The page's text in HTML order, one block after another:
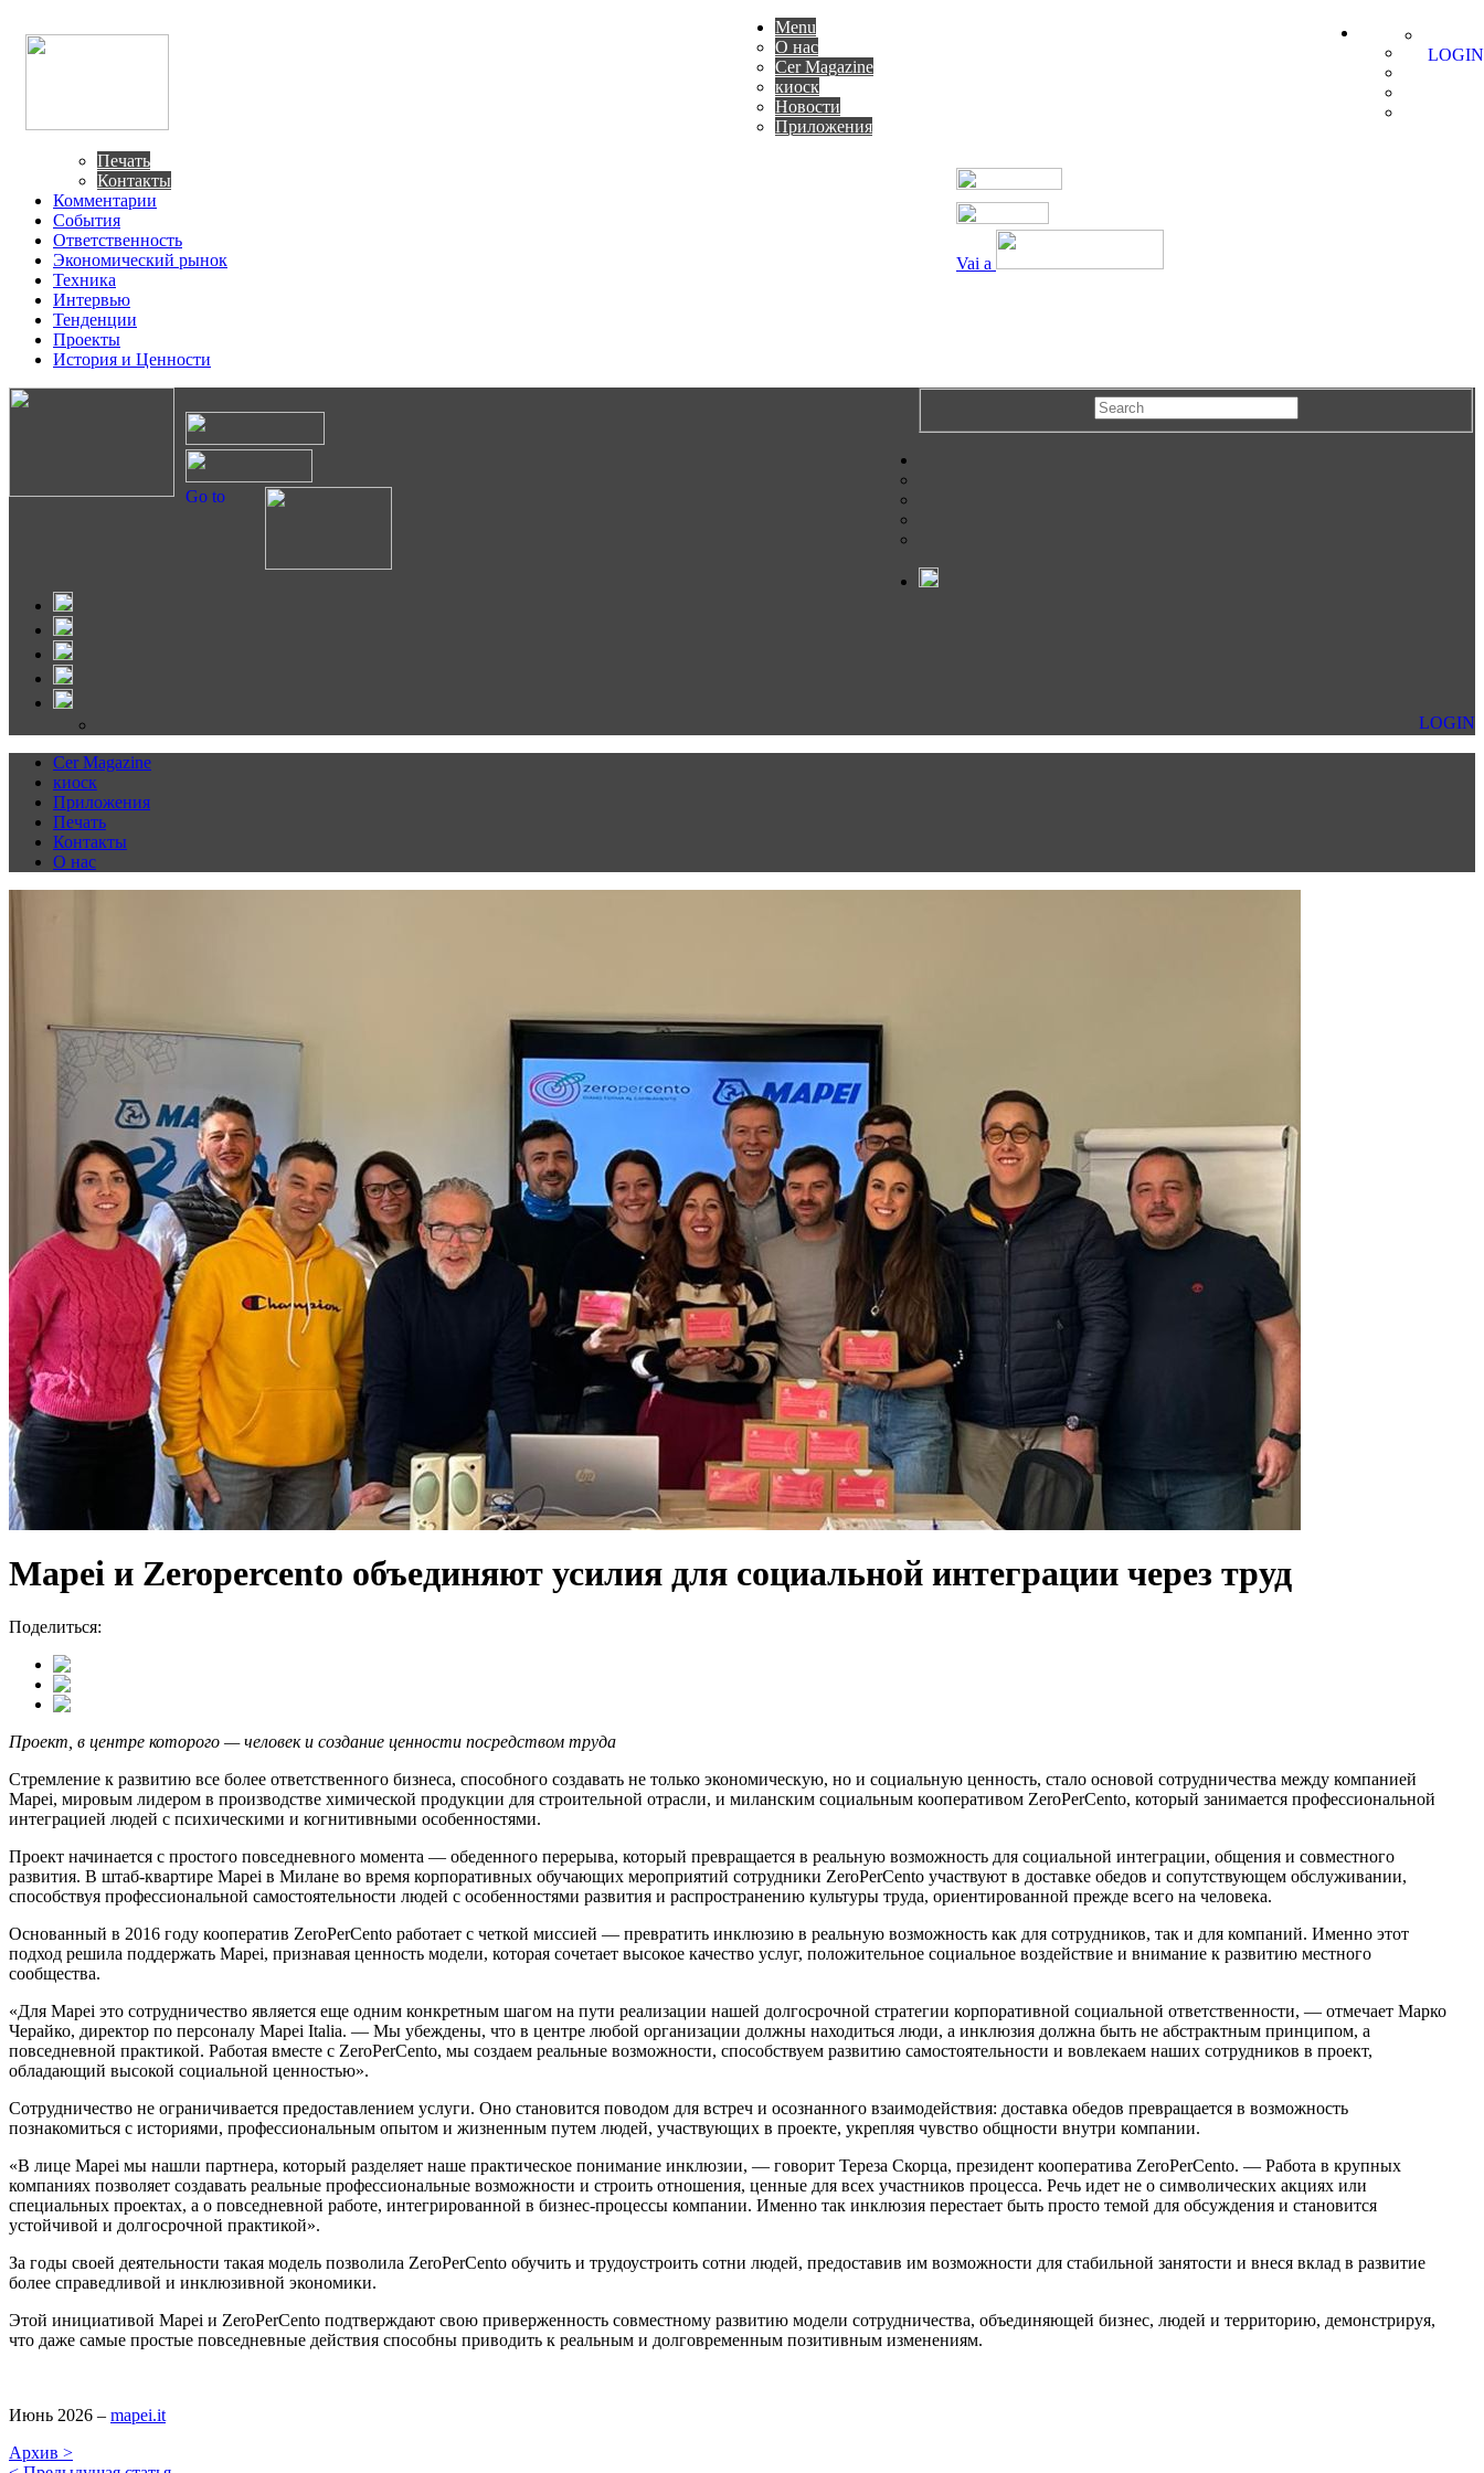
Vai a
Menu
О нас
Cer Magazine
киоск
Новости
Приложения
Печать
Контакты
Комментарии
События
Ответственность
Экономический рынок
Техника
Интервью
Тенденции
Проекты
История и Ценности
LOGIN
Go to
LOGIN
Cer Magazine
киоск
Приложения
Печать
Контакты
О нас
Mapei и Zeropercento объединяют усилия для социальной интеграции через труд
Поделиться:
Проект, в центре которого — человек и создание ценности посредством труда
Стремление к развитию все более ответственного бизнеса, способного создавать не только экономическую, но и социальную ценность, стало основой сотрудничества между компанией
Mapei, мировым лидером в производстве химической продукции для строительной отрасли, и миланским социальным кооперативом ZeroPerCento, который занимается профессиональной
интеграцией людей с психическими и когнитивными особенностями.
Проект начинается с простого повседневного момента — обеденного перерыва, который превращается в реальную возможность для социальной интеграции, общения и совместного
развития. В штаб-квартире Mapei в Милане во время корпоративных обучающих мероприятий сотрудники ZeroPerCento участвуют в доставке обедов и сопутствующем обслуживании,
способствуя профессиональной самостоятельности людей с особенностями развития и распространению культуры труда, ориентированной прежде всего на человека.
Основанный в 2016 году кооператив ZeroPerCento работает с четкой миссией — превратить инклюзию в реальную возможность как для сотрудников, так и для компаний. Именно этот
подход решила поддержать Mapei, признавая ценность модели, которая сочетает высокое качество услуг, положительное социальное воздействие и внимание к развитию местного
сообщества.
«Для Mapei это сотрудничество является еще одним конкретным шагом на пути реализации нашей долгосрочной стратегии корпоративной социальной ответственности, — отмечает Марко
Черайко, директор по персоналу Mapei Italia. — Мы убеждены, что в центре любой организации должны находиться люди, а инклюзия должна быть не абстрактным принципом, а
повседневной практикой. Работая вместе с ZeroPerCento, мы создаем реальные возможности, способствуем развитию самостоятельности и вовлекаем наших сотрудников в проект,
обладающий высокой социальной ценностью».
Сотрудничество не ограничивается предоставлением услуги. Оно становится поводом для встреч и осознанного взаимодействия: доставка обедов превращается в возможность
познакомиться с историями, профессиональным опытом и жизненным путем людей, участвующих в проекте, укрепляя чувство общности внутри компании.
«В лице Mapei мы нашли партнера, который разделяет наше практическое понимание инклюзии, — говорит Тереза Скорца, президент кооператива ZeroPerCento. — Работа в крупных
компаниях позволяет создавать реальные профессиональные возможности и строить отношения, ценные для всех участников процесса. Речь идет не о символических акциях или
специальных проектах, а о повседневной работе, интегрированной в бизнес-процессы компании. Именно так инклюзия перестает быть просто темой для обсуждения и становится
устойчивой и долгосрочной практикой».
За годы своей деятельности такая модель позволила ZeroPerCento обучить и трудоустроить сотни людей, предоставив им возможности для стабильной занятости и внеся вклад в развитие
более справедливой и инклюзивной экономики.
Этой инициативой Mapei и ZeroPerCento подтверждают свою приверженность совместному развитию модели сотрудничества, объединяющей бизнес, людей и территорию, демонстрируя,
что даже самые простые повседневные действия способны приводить к реальным и долговременным позитивным изменениям.
Июнь 2026 – mapei.it
Архив >